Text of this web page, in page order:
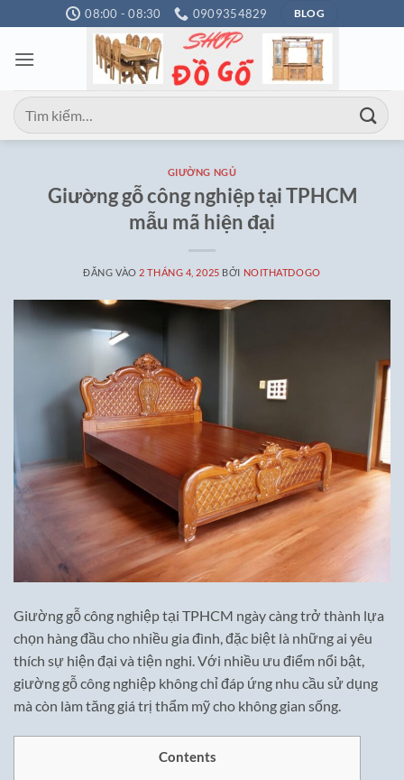
qua
nội
08:00 - 08:30 0909354829 BLOG
Tìm
kiếm:
GIƯỜNG NGỦ
Giường gỗ công nghiệp tại TPHCM
mẫu mã hiện đại
ĐĂNG VÀO 2 THÁNG 4, 2025 BỞI NOITHATDOGO
Giường gỗ công nghiệp tại TPHCM ngày càng trở thành lựa
chọn hàng đầu cho nhiều gia đình, đặc biệt là những ai yêu
thích sự hiện đại và tiện nghi. Với nhiều ưu điểm nổi bật,
giường gỗ công nghiệp không chỉ đáp ứng nhu cầu sử dụng
mà còn làm tăng giá trị thẩm mỹ cho không gian sống.
Contents